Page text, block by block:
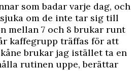
som badar varje dag, och
om de inte tar sig till
mellan 7 och 8 brukar runt
kaffegrupp träffas för att
brukar jag istället ta en
rutinen uppe, berättar